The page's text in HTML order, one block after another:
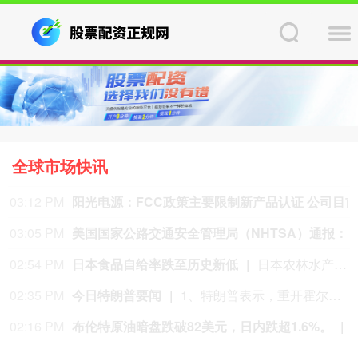
全球市场快讯
中信聚信落子南京
据南京发布，8月4日，“南京聚信天晟股权投资合伙企业（有限合伙）”正式落地紫金山国际科创基金街区。基金规模10.01亿元，管理人为中信聚信（北京）资本管理有限公司，其向上穿透的实际控制人为中信集团，管理人整体管理规模超百亿元。该基金在2026紫金山创投大会上签约启动组建，将重点投向新一代信息技术、高端装备、新材料、新能源、生物医药及新消费等领域，为南京科创产业注入新的资本动能。
景林资产二季度大幅减持热门科技股
当地时间8月7日，知名千亿级私募景林资产披露2026年二季度末最新美股持仓（13F）。二季度，景林资产清仓英伟达、META等热门科技股，大幅减持英特尔、网易、谷歌等标的；景林资产在二季度末的美股持仓市值从38.8亿美元大幅下降至21.9亿美元，降幅达43%。在大幅收缩多只原有持仓的同时，景林资产也对部分半导体产业链公司进行了布局，包括近期业绩超预期的美国光模块制造商AAOI（应用光电）。
湖北首家宇树科技产业学院成立
据湖北日报，8月7日，湖北省首家宇树科技产业学院在长江工程职业技术学院成立。据悉，“宇树科技产业学院”由宇树科技股份有限公司与长江工程职业技术学院共建，实行“企业专家任院长、校内教授任执行副院长”双院长制管理架构，聚焦机器人调试、运维、技术支持等市场紧缺岗位，精准培育紧缺人才。